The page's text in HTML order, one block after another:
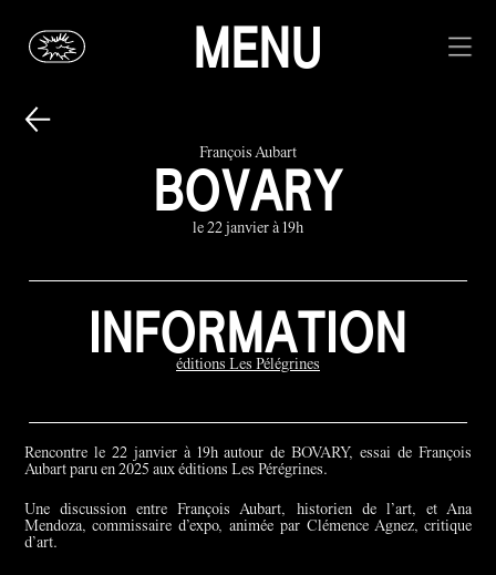
MENU
François Aubart
BOVARY
le 22 janvier à 19h
INFORMATION
éditions Les Pélégrines
Rencontre le 22 janvier à 19h autour de BOVARY, essai de François
Aubart paru en 2025 aux éditions Les Pérégrines.
Une discussion entre François Aubart, historien de l’art, et Ana
Mendoza, commissaire d’expo, animée par Clémence Agnez, critique
d’art.